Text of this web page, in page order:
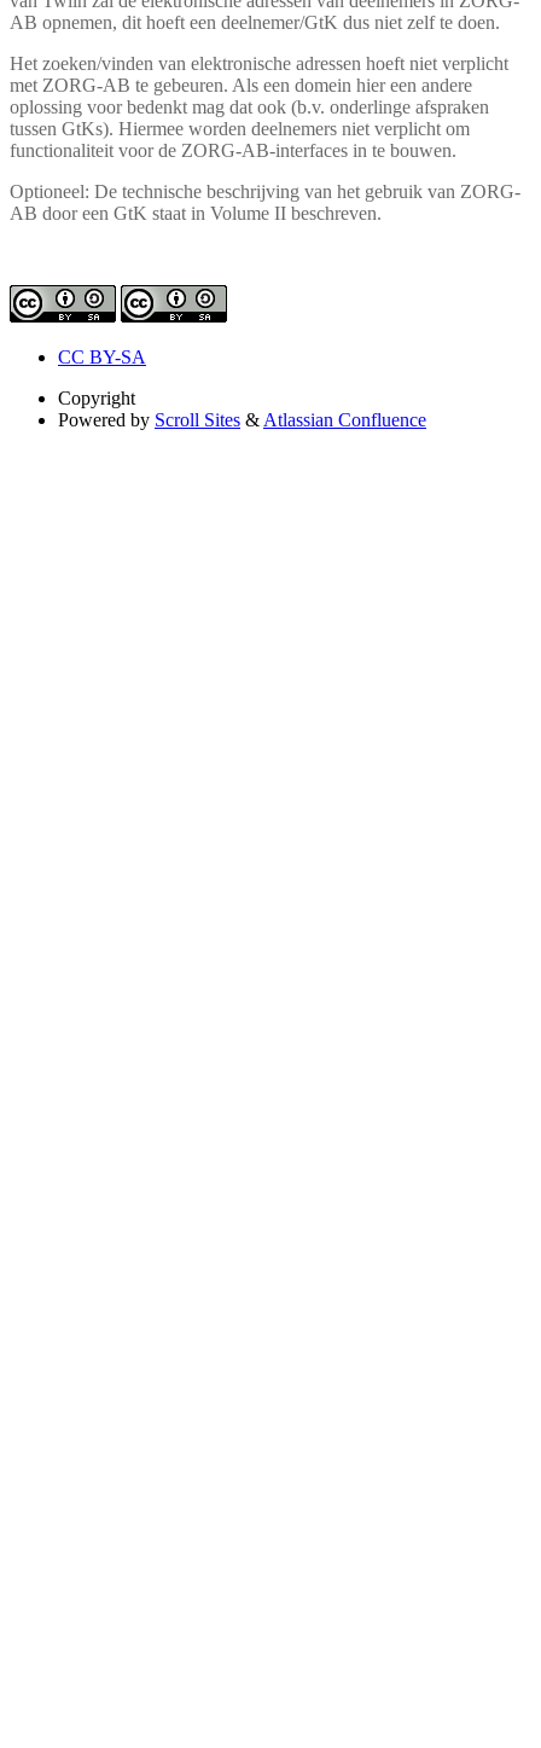
AB opnemen, dit hoeft een deelnemer/GtK dus niet zelf te doen.
Het zoeken/vinden van elektronische adressen hoeft niet verplicht
met ZORG-AB te gebeuren. Als een domein hier een andere
oplossing voor bedenkt mag dat ook (b.v. onderlinge afspraken
tussen GtKs). Hiermee worden deelnemers niet verplicht om
functionaliteit voor de ZORG-AB-interfaces in te bouwen.
Optioneel: De technische beschrijving van het gebruik van ZORG-
AB door een GtK staat in Volume II beschreven.
CC BY-SA
Copyright
Powered by Scroll Sites & Atlassian Confluence